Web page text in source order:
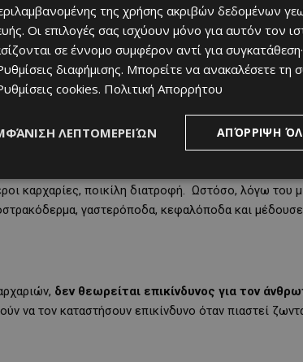
κιλά, αλλά σε ορισμένες περιπτώσεις φτάνει έως
κοινωνικό είδος και συχνά σχηματίζει
Κατά περιόδους, ωστόσο, εμφανίζονται
μεγεθών.
καρχαρίες, ποικίλη διατροφή. Ωστόσο, λόγω του
γαστερόποδα, κεφαλόποδα και
δεν θεωρείται επικίνδυνος για τον
να τον καταστήσουν επικίνδυνο όταν πιαστεί
της χρήσης ακριβών δεδομένων
Οι επιλογές σας ισχύουν μόνο για αυτόν τον
σε έννομο συμφέρον αντί για
διαφήμισης. Μπορείτε να ανακαλέσετε τη
cookies. Πολιτική Απορρήτου
ΑΠΌΡΡΙΨΗ
ΛΕΠΤΟΜΕΡΕΙΏΝ